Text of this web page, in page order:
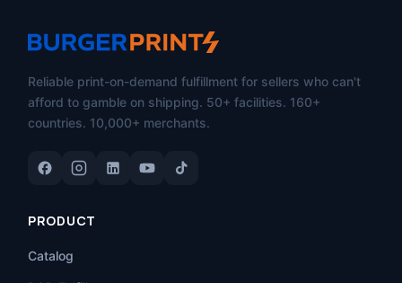
Reliable print-on-demand fulfillment for sellers who can't
afford to gamble on shipping. 50+ facilities. 160+
countries. 10,000+ merchants.
PRODUCT
Catalog